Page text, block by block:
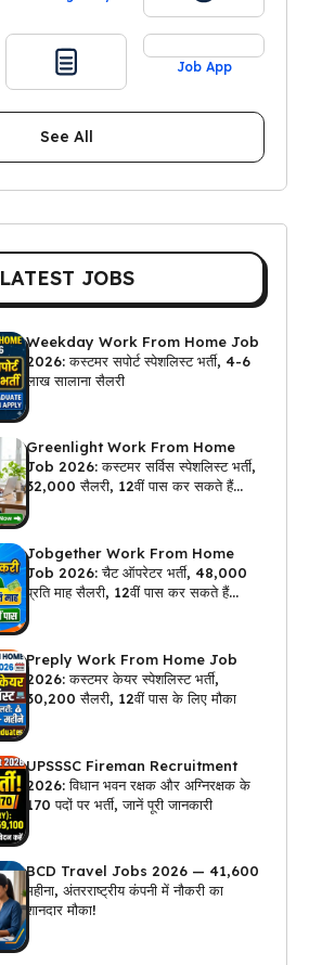
Job App
See All
LATEST JOBS
Weekday Work From Home Job
2026: कस्टमर सपोर्ट स्पेशलिस्ट भर्ती, 4-6
लाख सालाना सैलरी
Greenlight Work From Home
Job 2026: कस्टमर सर्विस स्पेशलिस्ट भर्ती,
₹32,000 सैलरी, 12वीं पास कर सकते हैं
Jobgether Work From Home
Job 2026: चैट ऑपरेटर भर्ती, ₹48,000
प्रति माह सैलरी, 12वीं पास कर सकते हैं
Preply Work From Home Job
2026: कस्टमर केयर स्पेशलिस्ट भर्ती,
₹30,200 सैलरी, 12वीं पास के लिए मौका
UPSSSC Fireman Recruitment
2026: विधान भवन रक्षक और अग्निरक्षक के
170 पदों पर भर्ती, जानें पूरी जानकारी
BCD Travel Jobs 2026 — ₹41,600
महीना, अंतरराष्ट्रीय कंपनी में नौकरी का
शानदार मौका!